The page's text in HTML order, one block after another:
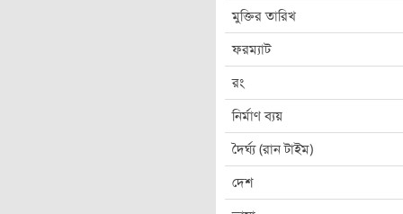
মুক্তির তারিখ
ফরম্যাট
রং
নির্মাণ ব্যয়
দৈর্ঘ্য (রান টাইম)
দেশ